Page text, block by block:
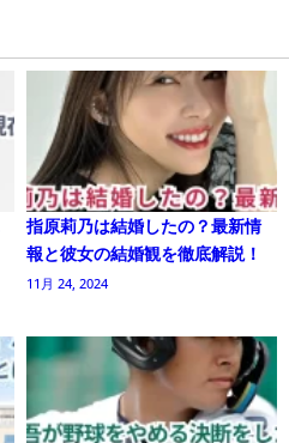
指原莉乃は結婚したの？最新情
報と彼女の結婚観を徹底解説！
11月 24, 2024